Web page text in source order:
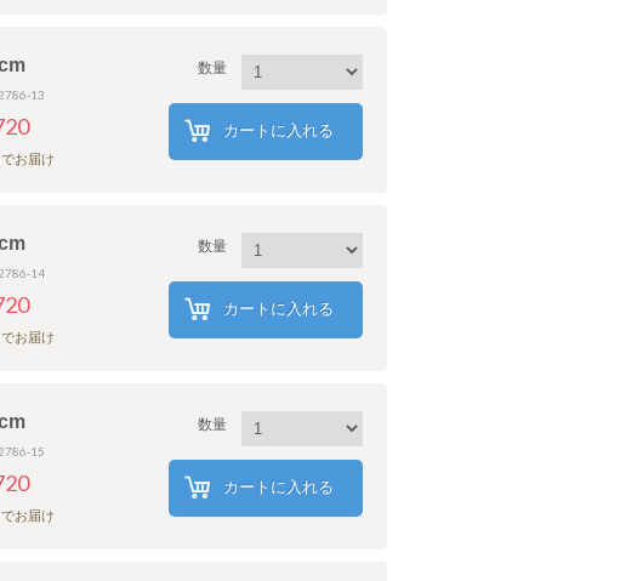
数量
カートに入れる
13
お届け
数量
カートに入れる
14
お届け
数量
カートに入れる
15
お届け